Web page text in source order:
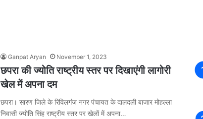
Ganpat Aryan November 1, 2023
छपरा की ज्योति राष्ट्रीय स्तर पर दिखाएंगी लागोरी
खेल में अपना दम
छपरा। सारण जिले के रिविलगंज नगर पंचायत के दालदली बाजार मोहल्ला
निवासी ज्योति सिंह राष्ट्रीय स्तर पर खेलों में अपना…